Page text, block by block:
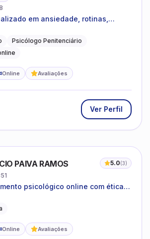
em ansiedade, rotinas,
e questões comportamentais.
Psicólogo Penitenciário
Online Avaliações
Ver Perfil
PAIVA RAMOS 5.0(3)
psicológico online com ética,
Online Avaliações